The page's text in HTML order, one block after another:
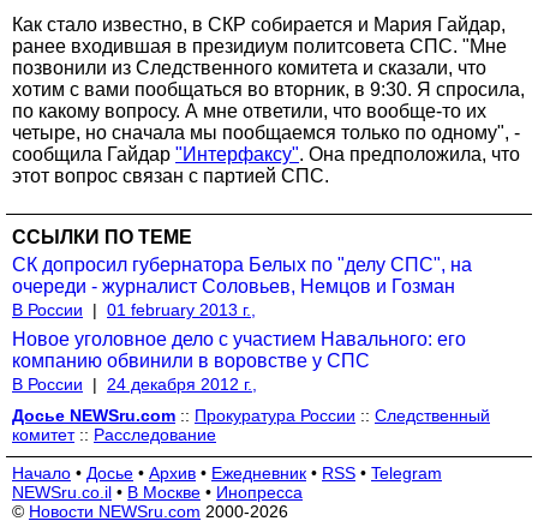
Как стало известно, в СКР собирается и Мария Гайдар,
ранее входившая в президиум политсовета СПС. "Мне
позвонили из Следственного комитета и сказали, что
хотим с вами пообщаться во вторник, в 9:30. Я спросила,
по какому вопросу. А мне ответили, что вообще-то их
четыре, но сначала мы пообщаемся только по одному", -
сообщила Гайдар "Интерфаксу". Она предположила, что
этот вопрос связан с партией СПС.
ССЫЛКИ ПО ТЕМЕ
СК допросил губернатора Белых по "делу СПС", на
очереди - журналист Соловьев, Немцов и Гозман
В России | 01 february 2013 г.,
Новое уголовное дело с участием Навального: его
компанию обвинили в воровстве у СПС
В России |
24 декабря 2012 г.,
Досье NEWSru.com :: Прокуратура России :: Следственный
комитет:: Расследование
Начало • Досье • Архив • Ежедневник • RSS • Telegram
NEWSru.co.il • В Москве • Инопресса
© Новости NEWSru.com 2000-2026